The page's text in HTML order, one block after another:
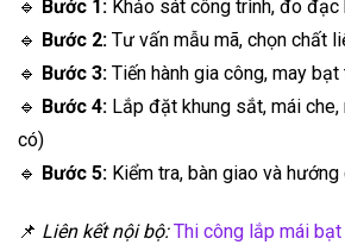
🔹 Bước 1: Khảo sát công trình, đo
🔹 Bước 2: Tư vấn mẫu mã, chọn chất
🔹 Bước 3: Tiến hành gia công, may
🔹 Bước 4: Lắp đặt khung sắt, mái
có)
🔹 Bước 5: Kiểm tra, bàn giao và
📌 Liên kết nội bộ: Thi công lắp mái